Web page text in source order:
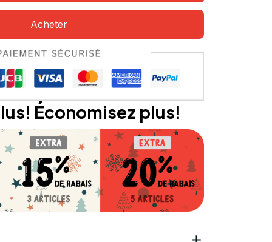
Acheter
Économisez plus!